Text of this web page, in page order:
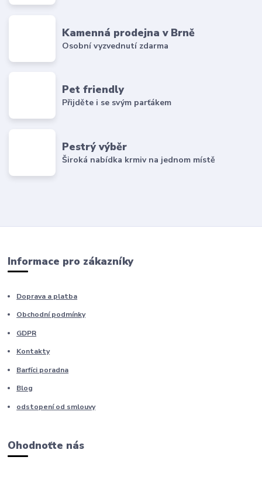
Kamenná prodejna v Brně
Osobní vyzvednutí zdarma
Pet friendly
Přijděte i se svým parťákem
Pestrý výběr
Široká nabídka krmiv na jednom místě
Informace pro zákazníky
Doprava a platba
Obchodní podmínky
GDPR
Kontakty
Barfíci poradna
Blog
odstopení od smlouvy
Ohodnoťte nás